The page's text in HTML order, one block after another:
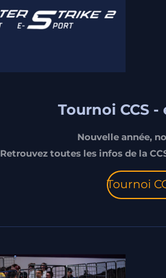
Tournoi CCS
Nouvelle année,
Retrouvez toutes les infos de la
Tournoi